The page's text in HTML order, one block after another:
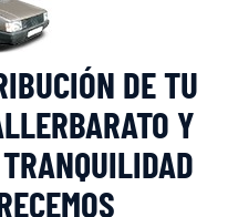
DE TU
Y